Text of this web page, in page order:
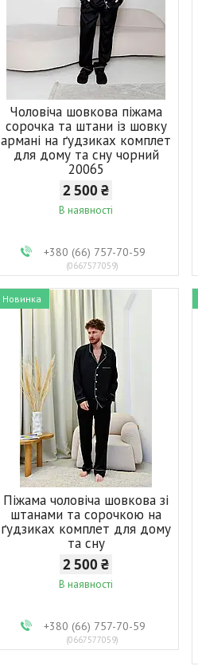
Чоловіча шовкова піжама
сорочка та штани із шовку
армані на ґудзиках комплет
для дому та сну чорний
20065
2 500 ₴
В наявності
+380 (66) 757-70-59
0667577059
Новинка
Піжама чоловіча шовкова зі
штанами та сорочкою на
ґудзиках комплет для дому
та сну
2 500 ₴
В наявності
+380 (66) 757-70-59
0667577059